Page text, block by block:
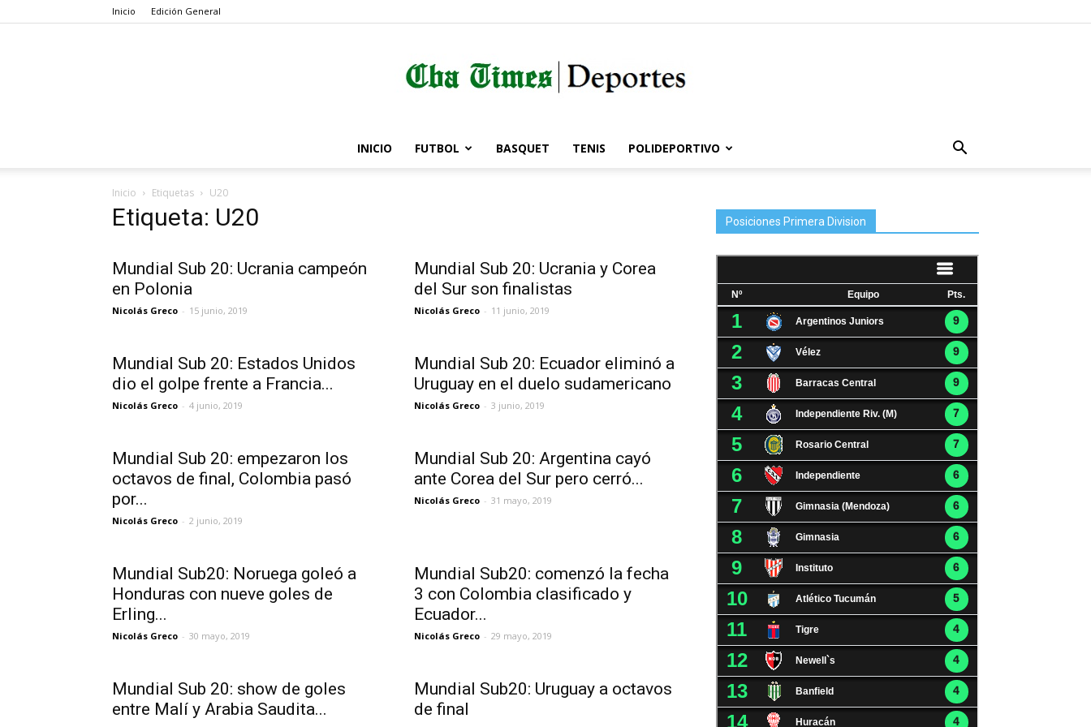
Inicio Edición General
Córdoba
Deportes
INICIO FUTBOL BASQUET TENIS POLIDEPORTIVO
Inicio Etiquetas U20
Etiqueta: U20
Mundial Sub 20: Ucrania campeón
en Polonia
Nicolás Greco - 15 junio, 2019
Mundial Sub 20: Ucrania y Corea
del Sur son finalistas
Nicolás Greco - 11 junio, 2019
Mundial Sub 20: Estados Unidos
dio el golpe frente a Francia...
Nicolás Greco - 4 junio, 2019
Mundial Sub 20: Ecuador eliminó a
Uruguay en el duelo sudamericano
Nicolás Greco - 3 junio, 2019
Mundial Sub 20: empezaron los
octavos de final, Colombia pasó
por...
Nicolás Greco - 2 junio, 2019
Mundial Sub 20: Argentina cayó
ante Corea del Sur pero cerró...
Nicolás Greco - 31 mayo, 2019
Mundial Sub20: Noruega goleó a
Honduras con nueve goles de
Erling...
Nicolás Greco - 30 mayo, 2019
Mundial Sub20: comenzó la fecha
3 con Colombia clasificado y
Ecuador...
Nicolás Greco - 29 mayo, 2019
Mundial Sub 20: show de goles
entre Malí y Arabia Saudita...
Mundial Sub20: Uruguay a octavos
de final
Posiciones Primera Division